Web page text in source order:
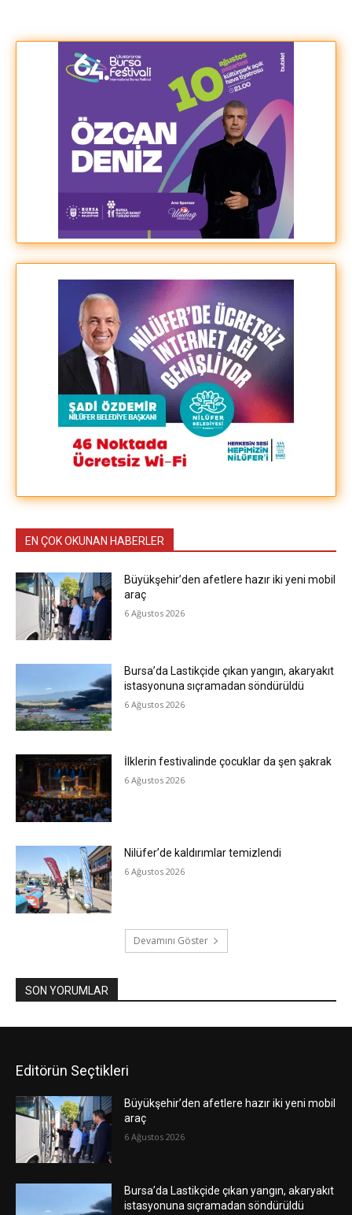
EN ÇOK OKUNAN HABERLER
Büyükşehir’den afetlere hazır iki yeni mobil
araç
6 Ağustos 2026
Bursa’da Lastikçide çıkan yangın, akaryakıt
istasyonuna sıçramadan söndürüldü
6 Ağustos 2026
İlklerin festivalinde çocuklar da şen şakrak
6 Ağustos 2026
Nilüfer’de kaldırımlar temizlendi
6 Ağustos 2026
Devamını Göster
SON YORUMLAR
Editörün Seçtikleri
Büyükşehir’den afetlere hazır iki yeni mobil
araç
6 Ağustos 2026
Bursa’da Lastikçide çıkan yangın, akaryakıt
istasyonuna sıçramadan söndürüldü